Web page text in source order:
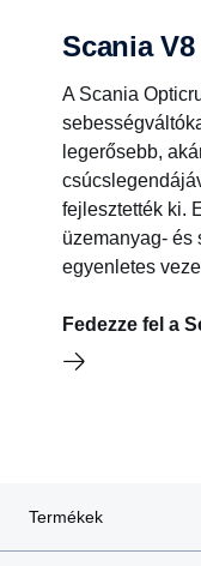
Scania V8
A Scania
legerősebb,
fejlesztették ki.
üzemanyag- és
egyenletes
Fedezze fel a
Termékek